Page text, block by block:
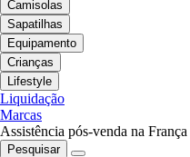
Camisolas
Sapatilhas
Equipamento
Crianças
Lifestyle
Liquidação
Marcas
Assistência pós-venda na França
Pesquisar